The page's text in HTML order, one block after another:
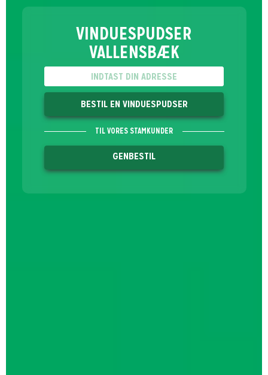
VINDUESPUDSER
VALLENSBÆK
BESTIL EN VINDUESPUDSER
TIL VORES STAMKUNDER
GENBESTIL